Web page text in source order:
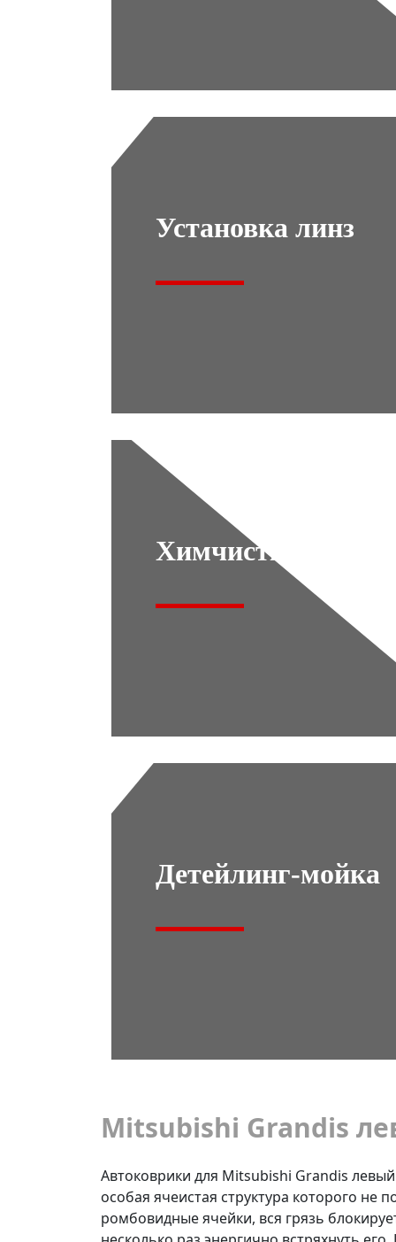
Установка линз
Химчистка
Детейлинг-мойка
Mitsubishi Grandis
Автоковрики для Mitsubishi Grandis
особая ячеистая структура которого не
ромбовидные ячейки, вся грязь